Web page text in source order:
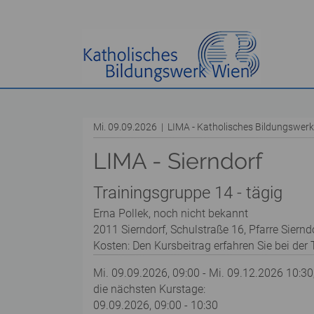
Mi. 09.09.2026 | LIMA - Katholisches
LIMA - Sierndorf
Trainingsgruppe 14 - tägig
Erna Pollek, noch nicht bekannt
2011 Sierndorf, Schulstraße 16, Pfarre
Kosten: Den Kursbeitrag erfahren Sie bei der
Mi. 09.09.2026, 09:00 - Mi. 09.12.2026
die nächsten Kurstage:
09.09.2026, 09:00 - 10:30